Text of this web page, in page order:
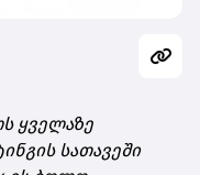
ყველაზე
სათავეში